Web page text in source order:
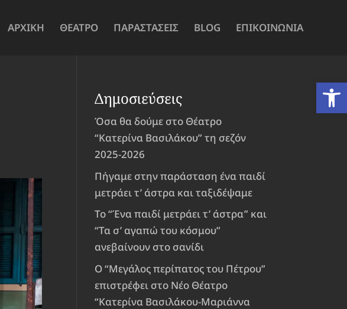
ΑΡΧΙΚΗ ΘΕΑΤΡΟ ΠΑΡΑΣΤΑΣΕΙΣ BLOG ΕΠΙΚΟΙΝΩΝΙΑ
Δημοσιεύσεις
Όσα θα δούμε στο Θέατρο
“Κατερίνα Βασιλάκου” τη σεζόν
2025-2026
Πήγαμε στην παράσταση ένα παιδί
μετράει τ’ άστρα και ταξιδέψαμε
Το “Ένα παιδί μετράει τ’ άστρα” και
“Τα σ’ αγαπώ του κόσμου”
ανεβαίνουν στο σανίδι
Ο “Μεγάλος περίπατος του Πέτρου”
επιστρέφει στο Νέο Θέατρο
“Κατερίνα Βασιλάκου-Μαριάννα